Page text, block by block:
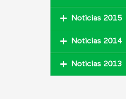
Noticias 2015
Noticias 2014
Noticias 2013